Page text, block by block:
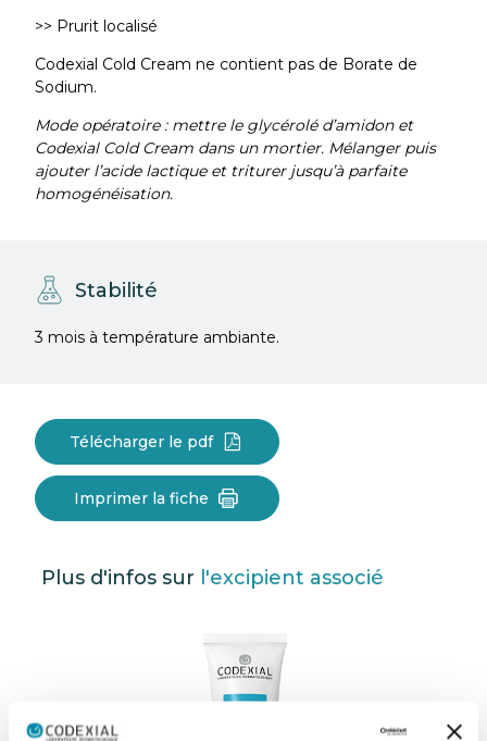
>> Prurit localisé
Codexial Cold Cream ne contient pas de Borate de
Sodium.
Mode opératoire : mettre le glycérolé d’amidon et
Codexial Cold Cream dans un mortier. Mélanger puis
ajouter l’acide lactique et triturer jusqu’à parfaite
homogénéisation.
Stabilité
3 mois à température ambiante.
Télécharger le pdf
Imprimer la fiche
Plus d'infos sur l'excipient associé